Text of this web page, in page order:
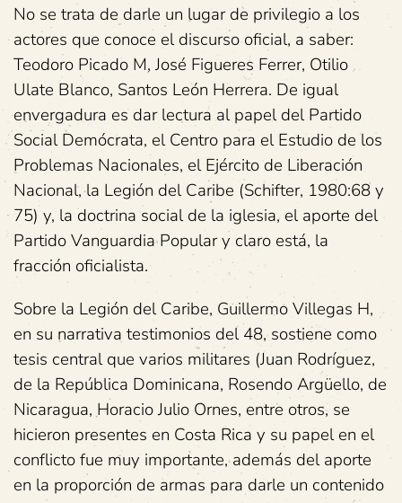
No se trata de darle un lugar de privilegio a los
actores que conoce el discurso oficial, a saber:
Teodoro Picado M, José Figueres Ferrer, Otilio
Ulate Blanco, Santos León Herrera. De igual
envergadura es dar lectura al papel del Partido
Social Demócrata, el Centro para el Estudio de los
Problemas Nacionales, el Ejército de Liberación
Nacional, la Legión del Caribe (Schifter, 1980:68 y
75) y, la doctrina social de la iglesia, el aporte del
Partido Vanguardia Popular y claro está, la
fracción oficialista.
Sobre la Legión del Caribe, Guillermo Villegas H,
en su narrativa testimonios del 48, sostiene como
tesis central que varios militares (Juan Rodríguez,
de la República Dominicana, Rosendo Argüello, de
Nicaragua, Horacio Julio Ornes, entre otros, se
hicieron presentes en Costa Rica y su papel en el
conflicto fue muy importante, además del aporte
en la proporción de armas para darle un contenido